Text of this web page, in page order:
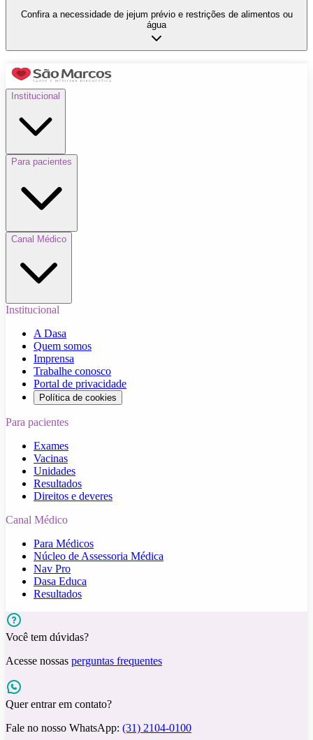
Confira a necessidade de jejum prévio e restrições de alimentos ou
água
Institucional
Para pacientes
Canal Médico
Institucional
A Dasa
Quem somos
Imprensa
Trabalhe conosco
Portal de privacidade
Política de cookies
Para pacientes
Exames
Vacinas
Unidades
Resultados
Direitos e deveres
Canal Médico
Para Médicos
Núcleo de Assessoria Médica
Nav Pro
Dasa Educa
Resultados
Você tem dúvidas?
Acesse nossas perguntas frequentes
Quer entrar em contato?
Fale no nosso WhatsApp: (31) 2104-0100